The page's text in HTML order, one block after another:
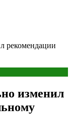
рекомендации
изменил